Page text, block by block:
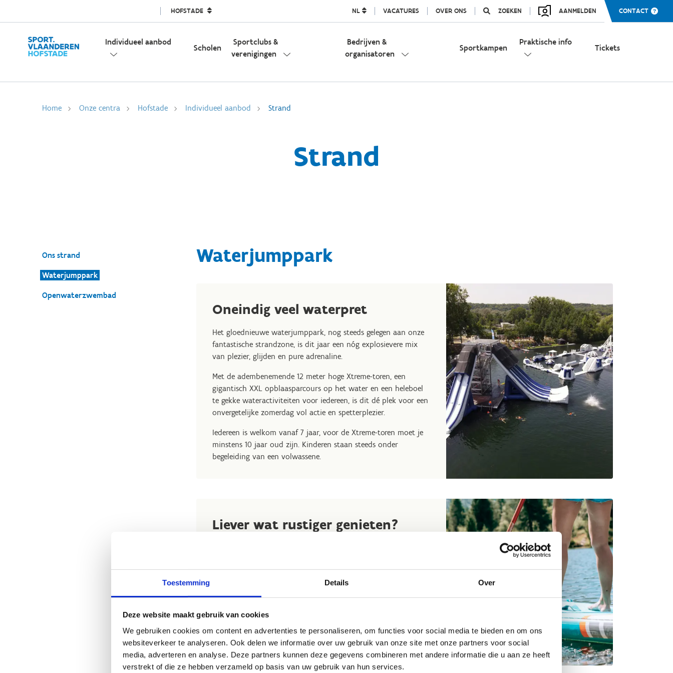
Toestemming Details Over
Deze website maakt gebruik van cookies
We gebruiken cookies om content en advertenties te personaliseren, om functies voor social media te bieden en om ons
websiteverkeer te analyseren. Ook delen we informatie over uw gebruik van onze site met onze partners voor social
media, adverteren en analyse. Deze partners kunnen deze gegevens combineren met andere informatie die u aan ze heeft
verstrekt of die ze hebben verzameld op basis van uw gebruik van hun services.
HOFSTADE NL VACATURES OVER ONS ZOEKEN AANMELDEN CONTACT
Individueel aanbod
Scholen
Sportclubs &
verenigingen
Bedrijven &
organisatoren
Sportkampen
Praktische info
Tickets
Home Onze centra Hofstade Individueel aanbod Strand
Strand
Ons strand
Waterjumppark
Openwaterzwembad
Waterjumppark
Oneindig veel waterpret
Het gloednieuwe waterjumppark, nog steeds gelegen aan onze
fantastische strandzone, is dit jaar een nóg explosievere mix
van plezier, glijden en pure adrenaline.
Met de adembenemende 12 meter hoge Xtreme-toren, een
gigantisch XXL opblaasparcours op het water en een heleboel
te gekke wateractiviteiten voor iedereen, is dit dé plek voor een
onvergetelijke zomerdag vol actie en spetterplezier.
Iedereen is welkom vanaf 7 jaar, voor de Xtreme-toren moet je
minstens 10 jaar oud zijn. Kinderen staan steeds onder
begeleiding van een volwassene.
Liever wat rustiger genieten?
ontspannende manier om van de natuur te genieten.